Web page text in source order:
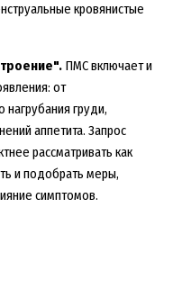
кровянистые
ПМС включает и
от
нагрубания груди,
аппетита. Запрос
рассматривать как
и подобрать меры,
симптомов.